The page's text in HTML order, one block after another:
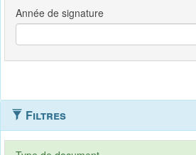
Filtres